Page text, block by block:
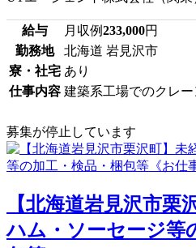
給与 月収例233,000円
勤務地
北海道 岩見沢市
寮・社宅 あり
仕事内容 建築系工場でのクレ
募集が停止しています
【北海道岩見沢市栗
ハム・ソーセージ等